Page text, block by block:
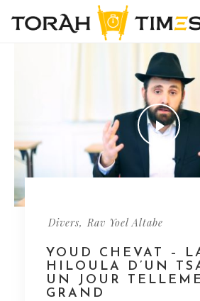
Divers, Rav Yoel Altabe
YOUD CHEVAT –
HILOULA D’UN
UN JOUR
GRAND